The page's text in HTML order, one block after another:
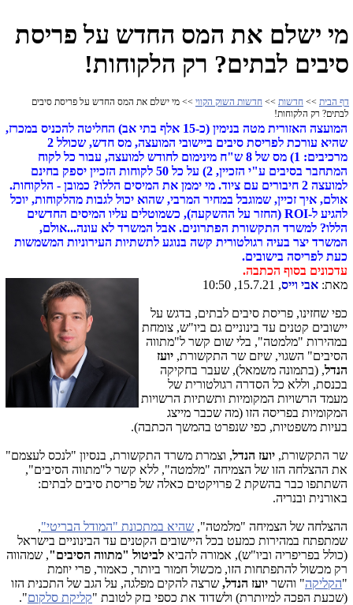
מי ישלם את המס החדש על פריסת
סיבים לבתים? רק הלקוחות!
דף הבית >> חדשות >> חדשות השוק הקווי >> מי ישלם את המס החדש על פריסת סיבים
לבתים? רק הלקוחות!
המועצה האזורית מטה בנימין (כ-15 אלף בתי אב) החליטה להכניס במכרז,
שהיא עורכת לפריסת סיבים ביישובי המועצה, מס חדש, שכולל 2
מרכיבים: 1) מס של 8 ש"ח מינימום לחודש למועצה, עבור כל לקוח
המתחבר בסיבים ע"י הזכיין, 2) על כל 50 לקוחות הזכיין יספק בחינם
למועצה 2 חיבורים עם ציוד. מי יממן את המיסים הללו? כמובן - הלקוחות.
אולם, איך זכיין, שמוגבל במחיר המרבי, שהוא יכול לגבות מהלקוחות, יוכל
להגיע ל-ROI (החזר על ההשקעה), כשמוטלים עליו המיסים החדשים
הללו? למשרד התקשורת הפתרונים. אבל המשרד לא עונה...אולם,
המשרד יצר בעיה רגולטורית קשה בנוגע לתשתיות העירוניות המשמשות
כעת לפריסה בישובים.
עדכונים בסוף הכתבה.
מאת: אבי וייס, 15.7.21, 10:50
כפי שחזינו, פריסת סיבים לבתים, בדגש על
יישובים קטנים עד בינוניים גם ביו"ש, צומחת
במהירות "מלמטה", בלי שום קשר ל"מתווה
הסיבים" השגוי, שיזם שר התקשורת, יועז
הנדל, (בתמונה משמאל), שעבר בחקיקה
בכנסת, וללא כל הסדרה רגולטורית של
מעמד הרשויות המקומיות ותשתיות הרשויות
המקומיות בפריסה הזו (מה שכבר מייצג
בעיות משפטיות, כפי שנפרט בהמשך הכתבה).
שר התקשורת, יועז הנדל, וצמרת משרד התקשורת, בנסיון "לנכס לעצמם"
את ההצלחה הזו של הצמיחה "מלמטה", ללא קשר ל"מתווה הסיבים",
השתתפו כבר בהשקת 2 פרויקטים כאלה של פריסת סיבים לבתים:
באורנית ובנריה.
ההצלחה של הצמיחה "מלמטה", שהיא במתכונת "המודל הבריטי",
שמתפתח במהירות כמעט בכל היישובים הקטנים עד הבינוניים בישראל
(כולל בפריפריה וביו"ש), אמורה להביא לביטול "מתווה הסיבים", שמהווה
רק מכשול להתפתחות הזו, מכשול חמור ביותר, כאמור, פרי יוזמת
"הקליקה" והשר יועז הנדל, שרצה להקים מפלגה, על הגב של התכנית הזו
(שכעת הפכה למיותרת) ולשדוד את כספי בזק לטובת "קליקת סלקום".